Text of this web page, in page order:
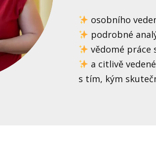
osobního
podrobné
vědomé práce
a citlivě vedené
s tím, kým